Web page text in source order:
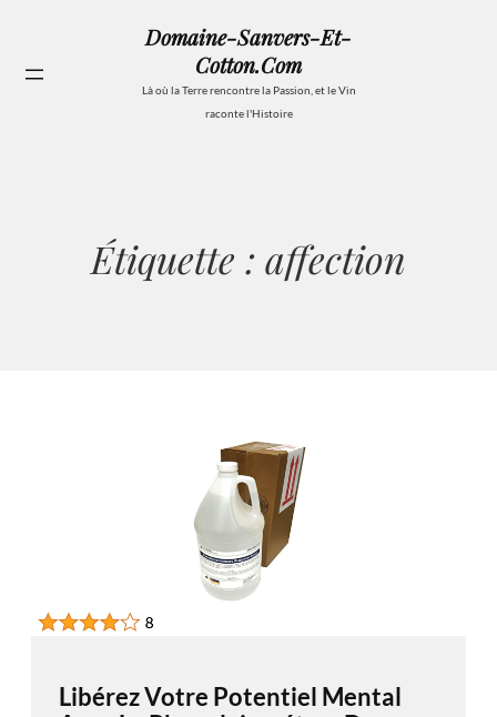
contenu
Domaine-Sanvers-Et-
Cotton.com
Là où la Terre rencontre la Passion, et le Vin
raconte l'Histoire
Étiquette : affection
Libérez Votre Potentiel Mental